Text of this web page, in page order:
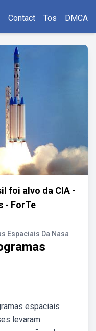
Contact Tos DMCA
foi alvo da CIA -
- ForTe
Espaciais Da Nasa
espaciais
levaram